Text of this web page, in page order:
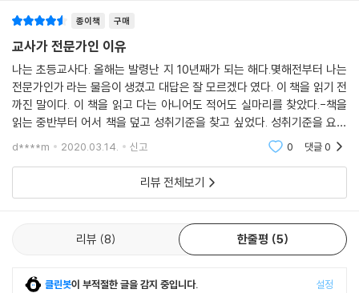
를 설명하였다.
3장에서는 교육과정 문해력의 결과는 교육과정-수업-평가-기록의 일체
화임을 제시하고, 교육과정-수업-평가-기록 일체화를 과학적인 관점에
서 설명하였다.
4장에서는 교육과정 문해력을 바탕으로 학생의 성장과 발달을 지원하고
미래교육에서 강조하는 역량을 키우고 평가할 수 있는 과정중심평가에 대
하여 논하였다. 과정중심평가를 평가 이론에 국한된 설명이 아닌 교육과정
과 수업 연계 관점에서 설명하고, 실천을 위한 현실적인 관점에서 분석하
5장에서는 교육과정 문해력, 교육과정-수업-평가-기록 일체화, 과정중
심평가를 교실에서 실천할 수 있는 구체적인 실천 방법과 사례를 제시하였
평가-기록을 일체화할 수 있는 20가지 실천 방법인 Core 20을 제시하여
의 교육과정-수업-평가 세 분야의 역량 강화에도 큰 도움이 될 것이다.
- 강은주 (제주도교육청 장학사)
교육과정 재구성, 배움중심수업, 과정중심평가 세 분야의 출발은 교육과
정 문해력이다. 교육과정 문해력을 키우기 위한 구체적인 20가지 실천 사
해서 꼭 필요한 책이라 생각된다.
- 전영미 (충청북도교육청 장학사)
종이책 구매
교사가 전문가인 이유
나는 초등교사다. 올해는 발령난 지 10년째가 되는 해다.몇해전부터 나는
전문가인가 라는 물음이 생겼고 대답은 잘 모르겠다 였다. 이 책을 읽기 전
까진 말이다. 이 책을 읽고 다는 아니어도 적어도 실마리를 찾았다.-책을
읽는 중반부터 어서 책을 덮고 성취기준을 찾고 싶었다. 성취기준을 요소
별로 분석하여 평가요소를 추출해 수행과제를 만들고 싶다. 이를 활용하는
d****m 2020.03.14. 신고 0 댓글0
리뷰 전체보기
리뷰 8 한줄평 5
클린봇이 부적절한 글을 감지 중입니다. 설정